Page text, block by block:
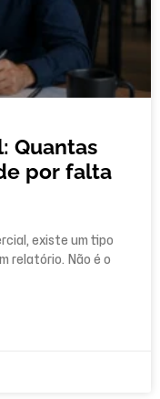
Quantas
por falta
existe um tipo
relatório. Não é o